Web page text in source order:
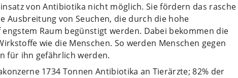
von Antibiotika nicht möglich. Sie fördern das rasche
Ausbreitung von Seuchen, die durch die hohe
Raum begünstigt werden. Dabei bekommen die
wie die Menschen. So werden Menschen gegen
für ihn gefährlich werden.
1734 Tonnen Antibiotika an Tierärzte; 82% der